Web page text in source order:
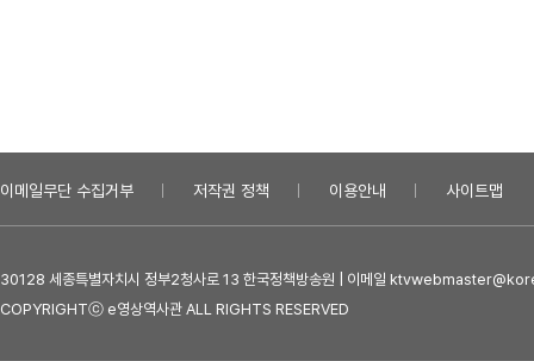
이메일무단 수집거부 저작권 정책 이용안내 사이트맵
30128 세종특별자치시 정부2청사로 13 한국정책방송원 | 이메일
COPYRIGHTⓒ e영상역사관 ALL RIGHTS RESERVED